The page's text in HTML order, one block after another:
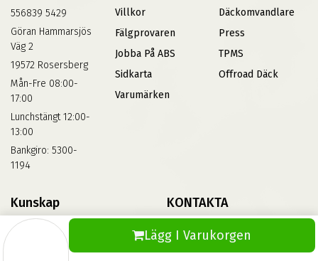
Lägg I Varukorgen
556839 5429
Göran Hammarsjös
Väg 2
19572 Rosersberg
Mån-Fre 08:00-
17:00
Lunchstängt 12:00-
13:00
Bankgiro: 5300-
1194
Villkor
Fälgprovaren
Jobba På ABS
Sidkarta
Varumärken
Däckomvandlare
Press
TPMS
Offroad Däck
Kunskap
Däckskola
KONTAKTA
Kontakta Oss
Vinterdäck